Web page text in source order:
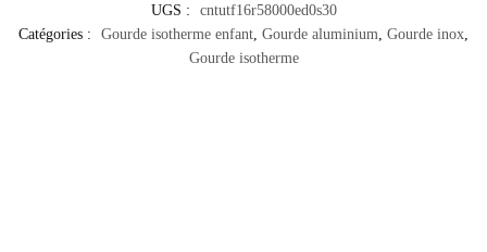
UGS :
cntutf16r58000ed0s30
Catégories :
Gourde isotherme enfant Gourde aluminium Gourde inox
Gourde isotherme